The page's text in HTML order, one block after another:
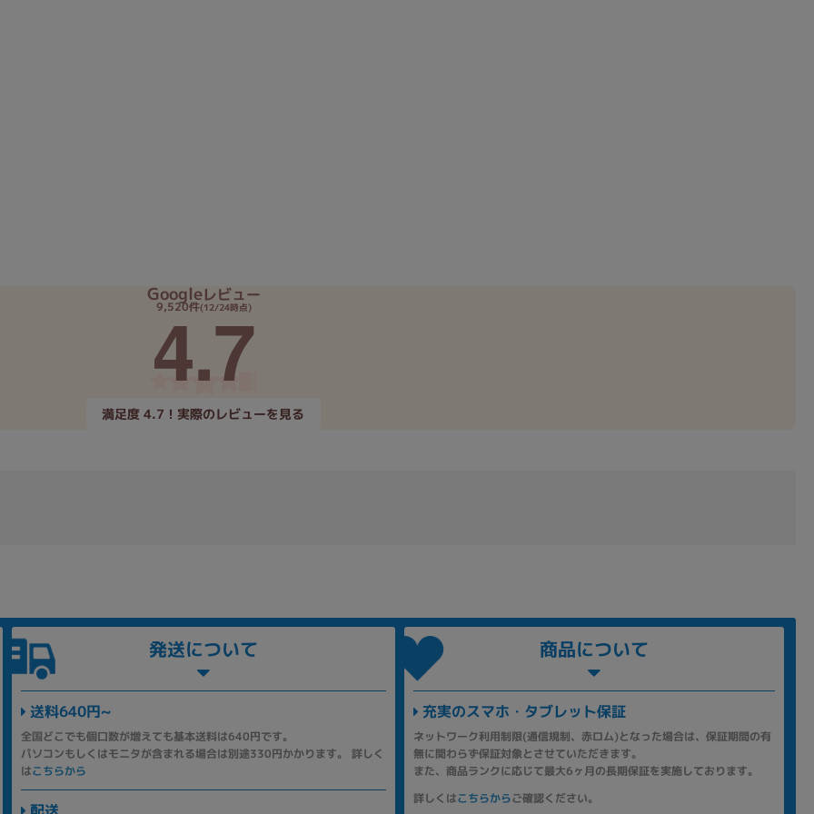
Googleレビュー
9,520件(12/24時点)
4.7
満足度 4.7！実際のレビューを見る
発送について
送料640円~
全国どこでも個口数が増えても基本送料は640円です。
パソコンもしくはモニタが含まれる場合は別途330円かかります。 詳しく
はこちらから
商品について
充実のスマホ・タブレット保証
ネットワーク利用制限(通信規制、赤ロム)となった場合は、保証期間の有
無に関わらず保証対象とさせていただきます。
また、商品ランクに応じて最大6ヶ月の長期保証を実施しております。
詳しくはこちらからご確認ください。